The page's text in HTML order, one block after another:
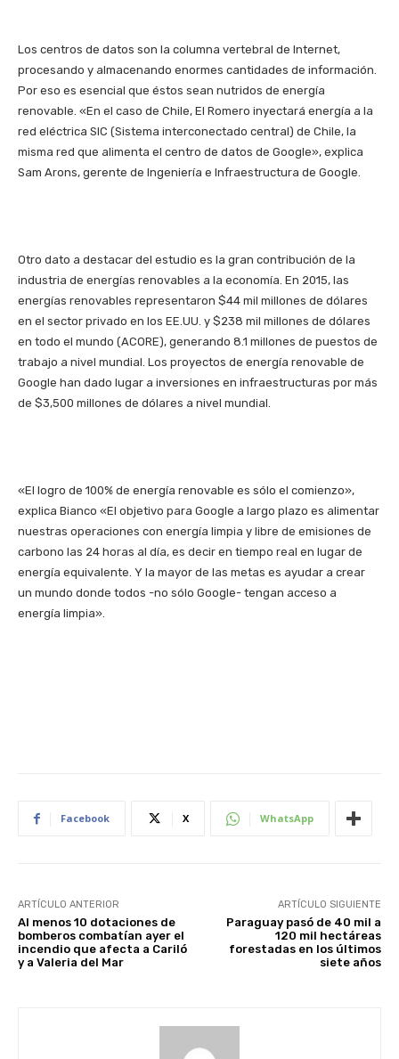
Los centros de datos son la columna vertebral de Internet,
procesando y almacenando enormes cantidades de información.
Por eso es esencial que éstos sean nutridos de energía
renovable. «En el caso de Chile, El Romero inyectará energía a la
red eléctrica SIC (Sistema interconectado central) de Chile, la
misma red que alimenta el centro de datos de Google», explica
Sam Arons, gerente de Ingeniería e Infraestructura de Google.
Otro dato a destacar del estudio es la gran contribución de la
industria de energías renovables a la economía. En 2015, las
energías renovables representaron $44 mil millones de dólares
en el sector privado en los EE.UU. y $238 mil millones de dólares
en todo el mundo (ACORE), generando 8.1 millones de puestos de
trabajo a nivel mundial. Los proyectos de energía renovable de
Google han dado lugar a inversiones en infraestructuras por más
de $3,500 millones de dólares a nivel mundial.
«El logro de 100% de energía renovable es sólo el comienzo»,
explica Bianco «El objetivo para Google a largo plazo es alimentar
nuestras operaciones con energía limpia y libre de emisiones de
carbono las 24 horas al día, es decir en tiempo real en lugar de
energía equivalente. Y la mayor de las metas es ayudar a crear
un mundo donde todos -no sólo Google- tengan acceso a
energía limpia».
Facebook X WhatsApp
ARTÍCULO ANTERIOR
Al menos 10 dotaciones de
bomberos combatían ayer el
incendio que afecta a Cariló
y a Valeria del Mar
ARTÍCULO SIGUIENTE
Paraguay pasó de 40 mil a
120 mil hectáreas
forestadas en los últimos
siete años